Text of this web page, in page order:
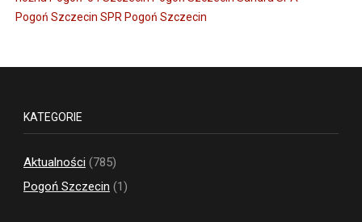
Pogoń Szczecin SPR Pogoń Szczecin
KATEGORIE
Aktualności (785)
Pogoń Szczecin (1)